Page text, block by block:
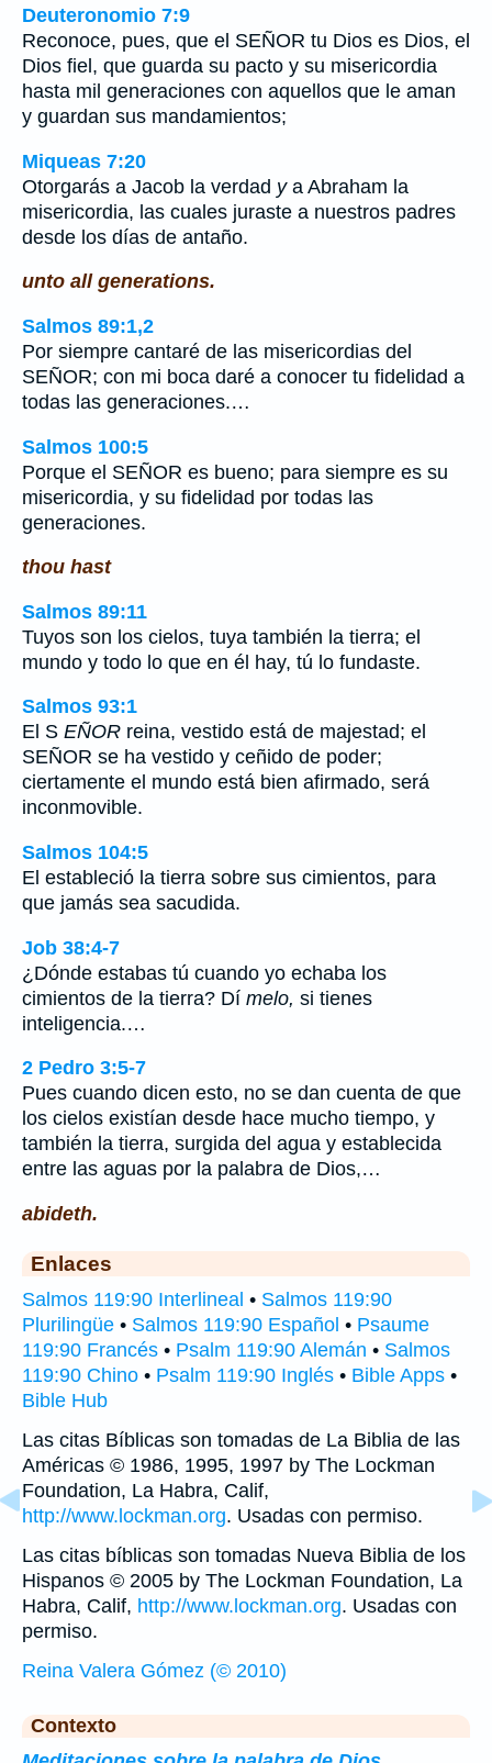
Deuteronomio 7:9
Reconoce, pues, que el SEÑOR tu Dios es Dios, el
Dios fiel, que guarda su pacto y su misericordia
hasta mil generaciones con aquellos que le aman
y guardan sus mandamientos;
Miqueas 7:20
Otorgarás a Jacob la verdad ya Abraham la
misericordia, las cuales juraste a nuestros padres
desde los días de antaño.
unto all generations.
Salmos 89:1,2
Por siempre cantaré de las misericordias del
SEÑOR; con mi boca daré a conocer tu fidelidad a
todas las generaciones.…
Salmos 100:5
Porque el SEÑOR es bueno; para siempre es su
misericordia, y su fidelidad por todas las
generaciones.
thou hast
Salmos 89:11
Tuyos son los cielos, tuya también la tierra; el
mundo y todo lo que en él hay, tú lo fundaste.
Salmos 93:1
El S EÑOR reina, vestido está de majestad; el
SEÑOR se ha vestido y ceñido de poder;
ciertamente el mundo está bien afirmado, será
inconmovible.
Salmos 104:5
El estableció la tierra sobre sus cimientos, para
que jamás sea sacudida.
Job 38:4-7
¿Dónde estabas tú cuando yo echaba los
cimientos de la tierra? Dí melo, si tienes
inteligencia.…
2 Pedro 3:5-7
Pues cuando dicen esto, no se dan cuenta de que
los cielos existían desde hace mucho tiempo, y
también la tierra, surgida del agua y establecida
entre las aguas por la palabra de Dios,…
abideth.
Enlaces
Salmos 119:90 Interlineal • Salmos 119:90
Plurilingüe • Salmos 119:90 Español • Psaume
119:90 Francés • Psalm 119:90 Alemán • Salmos
119:90 Chino • Psalm 119:90 Inglés • Bible Apps •
Bible Hub
Las citas Bíblicas son tomadas de La Biblia de las
Américas © 1986, 1995, 1997 by The Lockman
Foundation, La Habra, Calif,
http://www.lockman.org. Usadas con permiso.
Las citas bíblicas son tomadas Nueva Biblia de los
Hispanos © 2005 by The Lockman Foundation, La
Habra, Calif, http://www.lockman.org. Usadas con
permiso.
Reina Valera Gómez (© 2010)
Contexto